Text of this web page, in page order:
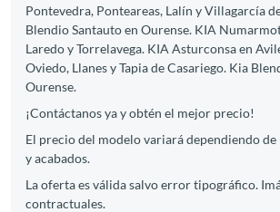
Pontevedra, Ponteareas, Lalín y Villagarcía
Blendio Santauto en Ourense. KIA
Laredo y Torrelavega. KIA Asturconsa en
Oviedo, Llanes y Tapia de Casariego. Kia
Ourense.
¡Contáctanos ya y obtén el mejor precio!
El precio del modelo variará dependiendo
y acabados.
La oferta es válida salvo error tipográfico.
contractuales.